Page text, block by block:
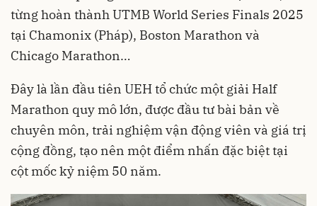
từng hoàn thành UTMB World Series Finals 2025
tại Chamonix (Pháp), Boston Marathon và
Chicago Marathon…
Đây là lần đầu tiên UEH tổ chức một giải Half
Marathon quy mô lớn, được đầu tư bài bản về
chuyên môn, trải nghiệm vận động viên và giá trị
cộng đồng, tạo nên một điểm nhấn đặc biệt tại
cột mốc kỷ niệm 50 năm.